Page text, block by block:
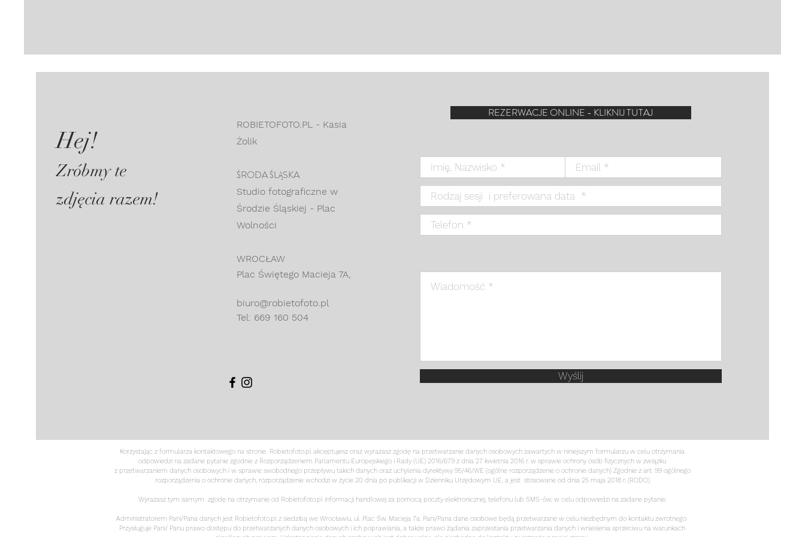
Hej!
Zróbmy te
zdjęcia razem!
ROBIETOFOTO.PL - Kasia
Żolik
ŚRODA ŚLĄSKA
Studio fotograficzne w
Środzie Śląskiej - Plac
Wolności
WROCŁAW
Plac Świętego Macieja 7A,
biuro@robietofoto.pl
Tel: 669 160 504
REZERWACJE ONLINE - KLIKNIJ TUTAJ
Wyślij
Korzystając z formularza kontaktowego na stronie Robietofoto.pl akceptujesz oraz wyrażasz zgodę na przetwarzanie danych osobowych zawartych w niniejszym formularzu w celu otrzymania
odpowiedzi na zadane pytanie zgodnie z Rozporządzeniem Parlamentu Europejskiego i Rady (UE) 2016/679 z dnia 27 kwietnia 2016 r. w sprawie ochrony osób fizycznych w związku
z przetwarzaniem danych osobowych i w sprawie swobodnego przepływu takich danych oraz uchylenia dyrektywy 95/46/WE (ogólne rozporządzenie o ochronie danych) Zgodnie z art. 99 ogólnego
rozporządzenia o ochronie danych, rozporządzenie wchodzi w życie 20 dnia po publikacji w Dzienniku Urzędowym UE, a jest stosowane od dnia 25 maja 2018 r. (RODO)
Wyrażasz tym samym zgodę na otrzymanie od Robietofoto.pl informacji handlowej za pomocą poczty elektronicznej, telefonu lub SMS-ów, w celu odpowiedzi na zadane pytanie.
Administratorem Pani/Pana danych jest Robietofoto.pl z siedzibą we Wrocławiu, ul. Plac Św. Macieja 7a. Pani/Pana dane osobowe będą przetwarzane w celu niezbędnym do kontaktu zwrotnego
Przysługuje Pani/ Panu prawo dostępu do przetwarzanych danych osobowych i ich poprawiania, a także prawo żądania zaprzestania przetwarzania danych i wniesienia sprzeciwu na warunkach